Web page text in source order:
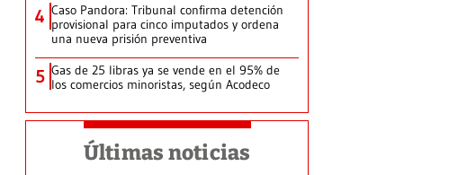
4 Caso Pandora: Tribunal confirma detención
provisional para cinco imputados y ordena
una nueva prisión preventiva
5 Gas de 25 libras ya se vende en el 95% de
los comercios minoristas, según Acodeco
Últimas noticias